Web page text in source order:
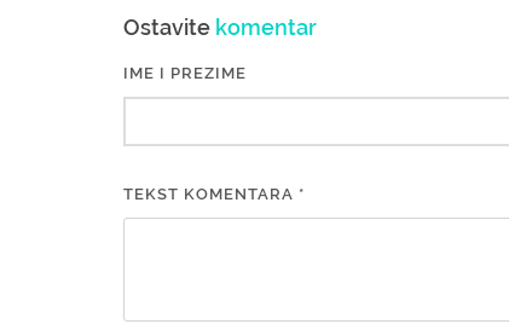
Ostavite komentar
IME I PREZIME
TEKST KOMENTARA *